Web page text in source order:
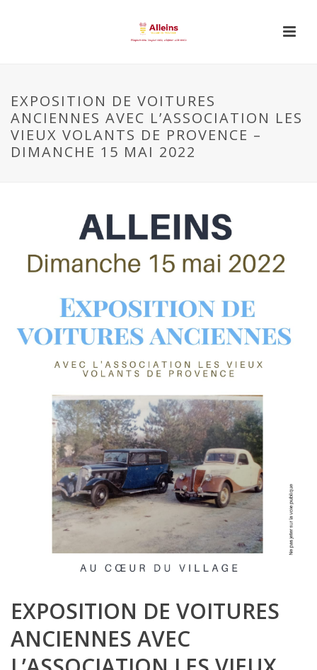
EXPOSITION DE VOITURES
ANCIENNES AVEC L’ASSOCIATION LES
VIEUX VOLANTS DE PROVENCE –
DIMANCHE 15 MAI 2022
EXPOSITION DE VOITURES
ANCIENNES AVEC